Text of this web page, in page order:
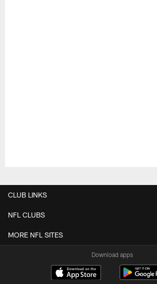
CLUB LINKS
NFL CLUBS
MORE NFL SITES
Download apps